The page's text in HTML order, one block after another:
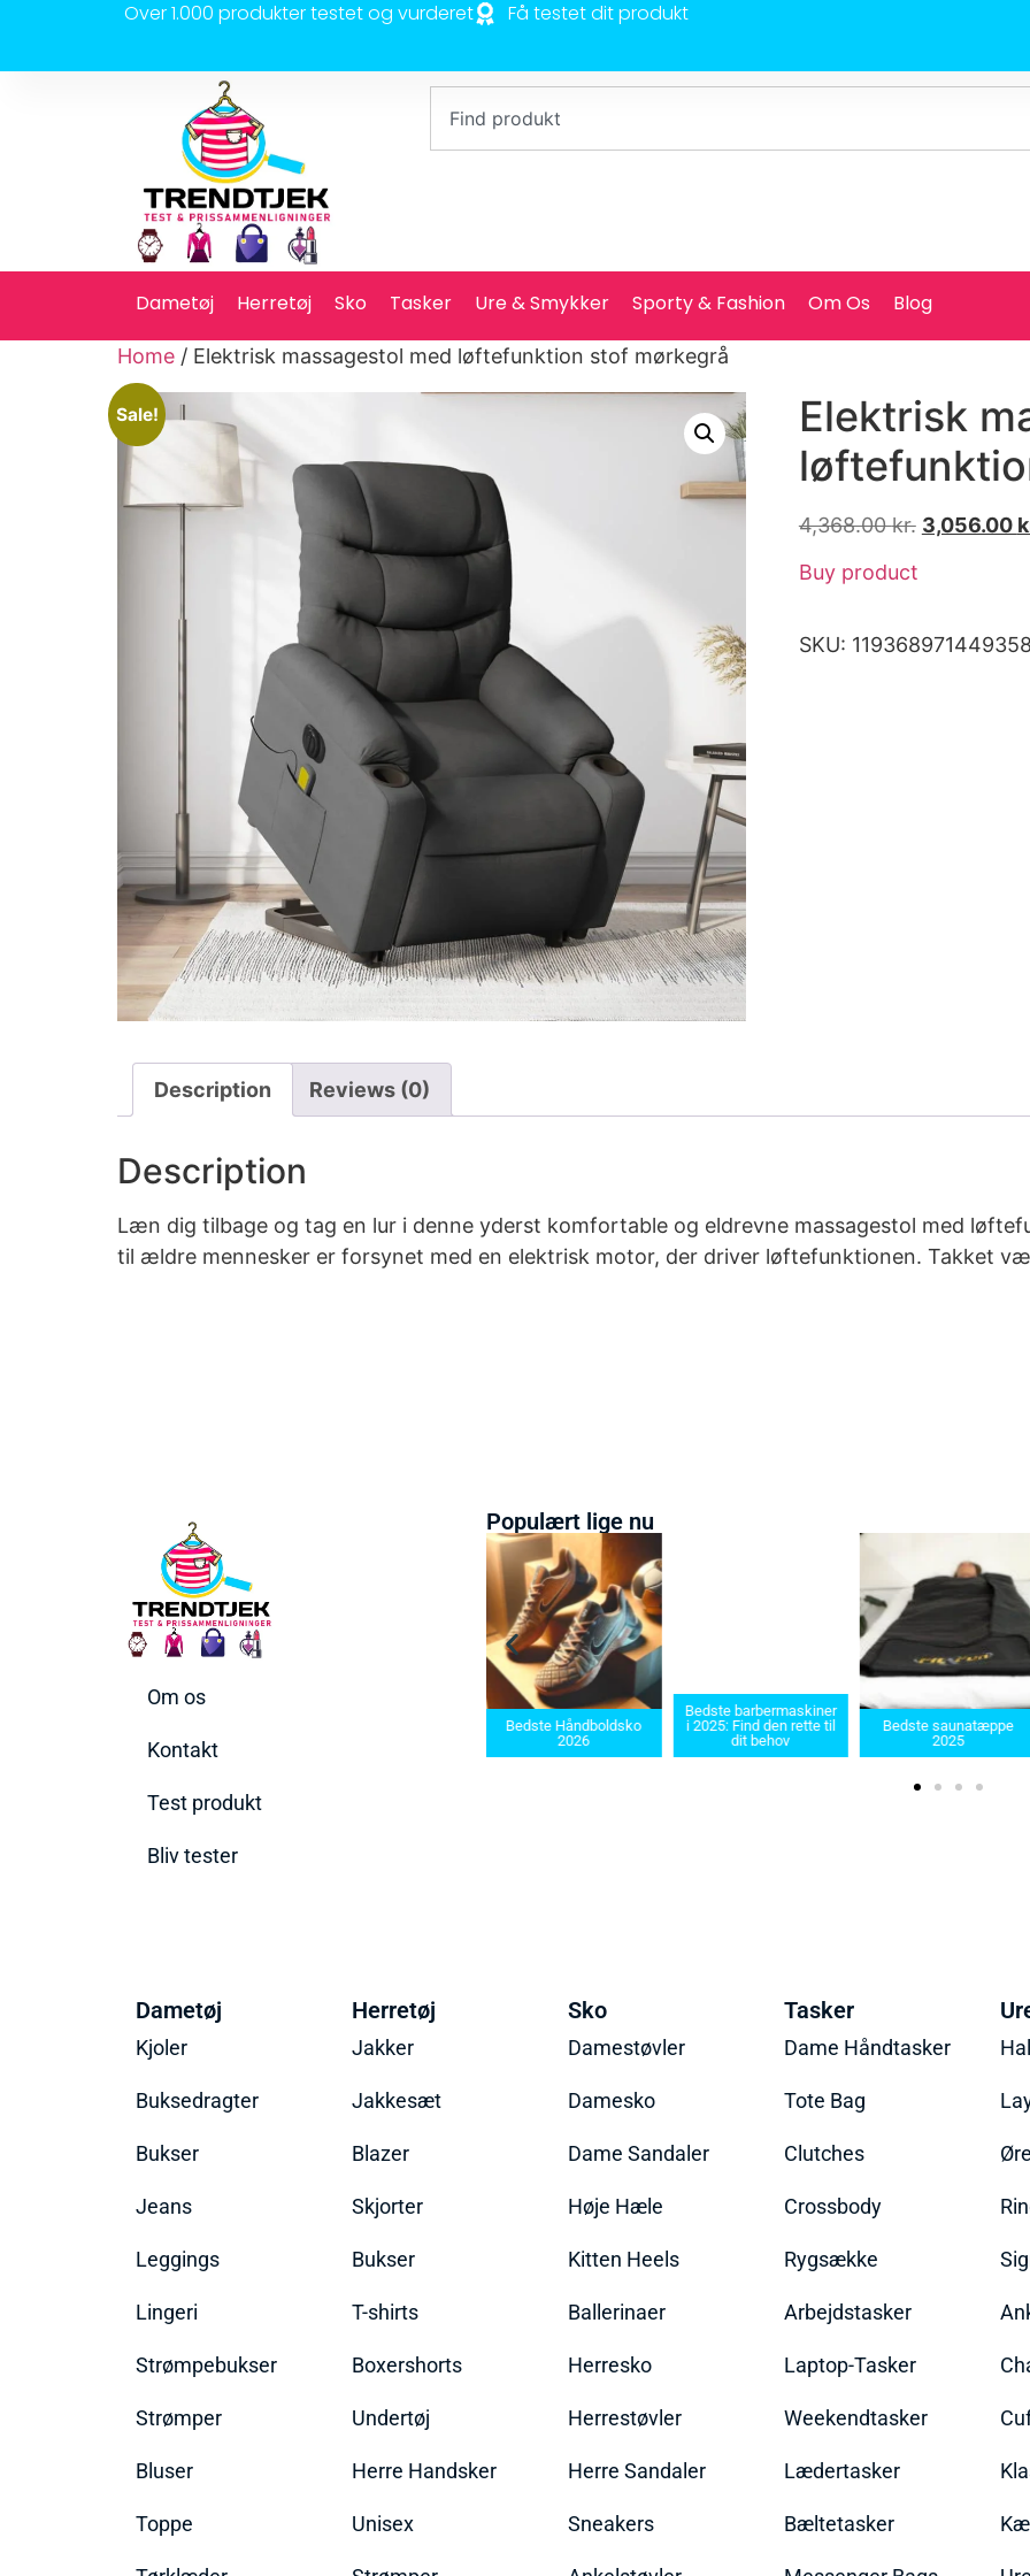
Over 1.000 produkter testet og vurderet Få testet dit produkt
Dametøj Herretøj Sko Tasker Ure & Smykker Sporty & Fashion Om Os Blog
Home / Elektrisk massagestol med løftefunktion stof mørkegrå
Sale!
Elektrisk
4,368.00kr. 3,056.00
Buy product
SKU:
Description Reviews (0)
Description
Læn dig tilbage og tag en lur i denne yderst komfortable og eldrevne massagestol med
til ældre mennesker er forsynet med en elektrisk motor, der driver løftefunktionen. Takket
Om os
Kontakt
Test produkt
Bliv tester
Populært lige nu
Bedste Håndboldsko
Bedste barbermaskiner
i 2025: Find den rette til
Bedste saunatæppe
Bedste
2025 – Find
Dametøj
Kjoler
Buksedragter
Bukser
Jeans
Leggings
Lingeri
Strømpebukser
Strømper
Bluser
Toppe
Herretøj
Jakker
Jakkesæt
Blazer
Skjorter
Bukser
T-shirts
Boxershorts
Undertøj
Herre Handsker
Unisex
Sko
Damestøvler
Damesko
Dame Sandaler
Høje Hæle
Kitten Heels
Ballerinaer
Herresko
Herrestøvler
Herre Sandaler
Sneakers
Tasker
Dame Håndtasker
Tote Bag
Clutches
Crossbody
Rygsække
Arbejdstasker
Laptop-Tasker
Weekendtasker
Lædertasker
Bæltetasker